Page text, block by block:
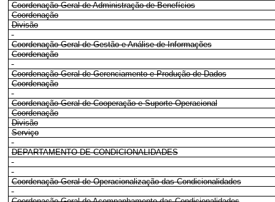
Coordenação-Geral de Administração de Benefícios
Coordenação
Divisão
Coordenação-Geral de Gestão e Análise de Informações
Coordenação
Coordenação-Geral de Gerenciamento e Produção de Dados
Coordenação
Coordenação-Geral de Cooperação e Suporte Operacional
Coordenação
Divisão
Serviço
DEPARTAMENTO DE CONDICIONALIDADES
Coordenação-Geral de Operacionalização das Condicionalidades